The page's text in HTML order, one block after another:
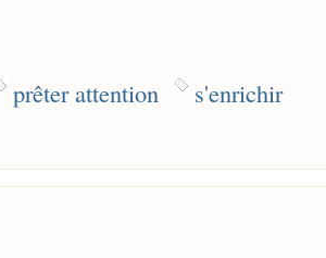
prêter attention s'enrichir